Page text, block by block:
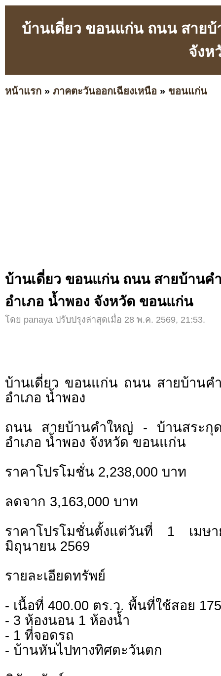
บ้านเดี่ยว ขอนแก่น ถนน สาย
จังห
หน้าแรก » ภาคตะวันออกเฉียงเหนือ » ขอนแก่น
บ้านเดี่ยว ขอนแก่น ถนน สายบ้านค
อำเภอ น้ำพอง จังหวัด ขอนแก่น
โดย panaya ปรับปรุงล่าสุดเมื่อ 28 พ.ค. 2569, 21:53.
บ้านเดี่ยว ขอนแก่น ถนน สายบ้านค
อำเภอ น้ำพอง
ถนน สายบ้านคำใหญ่ - บ้านสระกุ
อำเภอ น้ำพอง จังหวัด ขอนแก่น
ราคาโปรโมชั่น 2,238,000 บาท
ลดจาก 3,163,000 บาท
ราคาโปรโมชั่นตั้งแต่วันที่ 1 เม
มิถุนายน 2569
รายละเอียดทรัพย์
- เนื้อที่ 400.00 ตร.ว. พื้นที่ใช้สอย
- 3 ห้องนอน 1 ห้องน้ำ
- 1 ที่จอดรถ
- บ้านหันไปทางทิศตะวันตก